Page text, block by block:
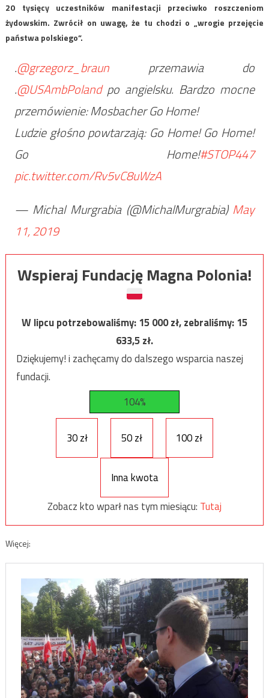
20 tysięcy uczestników manifestacji przeciwko roszczeniom
żydowskim. Zwrócił on uwagę, że tu chodzi o „wrogie przejęcie
państwa polskiego”.
.@grzegorz_braunprzemawia do
.@USAmbPolandpo angielsku. Bardzo mocne
przemówienie: Mosbacher Go Home!
Ludzie głośno powtarzają: Go Home! Go Home!
Go Home!#STOP447
pic.twitter.com/Rv5vC8uWzA
— Michal Murgrabia (@MichalMurgrabia) May
11, 2019
Wspieraj Fundację Magna Polonia!
W lipcu potrzebowaliśmy:15 000zł, zebraliśmy:15
633,5zł.
Dziękujemy! i zachęcamy do dalszego wsparcia naszej
fundacji.
104%
30 zł 50 zł 100 zł
Inna kwota
Zobacz kto wparł nas tym miesiącu: Tutaj
Więcej: